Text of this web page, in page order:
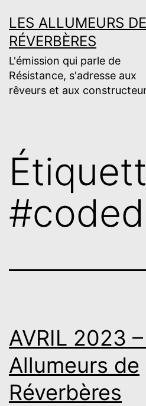
au
contenu
LES ALLUMEURS DE
RÉVERBÈRES
L'émission qui parle de
Résistance, s'adresse aux
rêveurs et aux
AVRIL 2023
Allumeurs de
Réverbères